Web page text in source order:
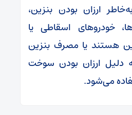
ارزان بودن بنزین،
خودرو‌های اسقاطی یا
هستند یا مصرف بنزین
به دلیل ارزان بودن سوخت
می‌شود.